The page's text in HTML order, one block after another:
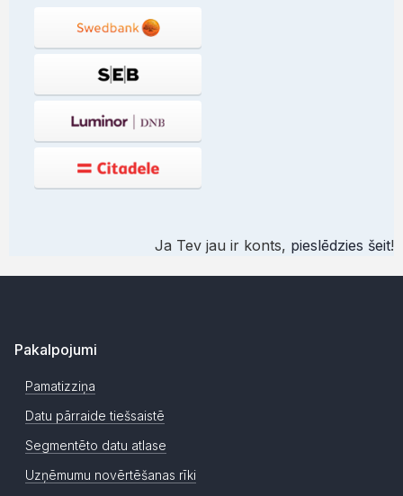
Ja Tev jau ir konts, pieslēdzies šeit!
Pakalpojumi
Pamatizziņa
Datu pārraide tiešsaistē
Segmentēto datu atlase
Uzņēmumu novērtēšanas rīki